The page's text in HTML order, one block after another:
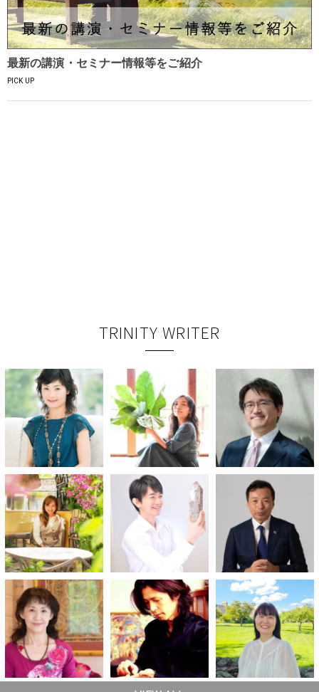
最新の講演・セミナー情報等をご紹介
PICK UP
TRINITY WRITER